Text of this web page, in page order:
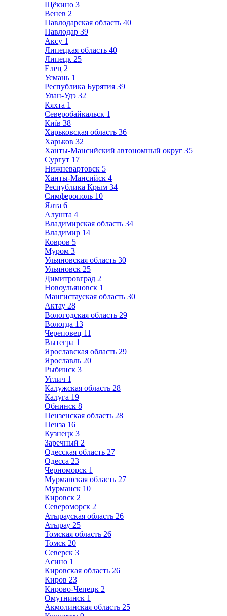
Щёкино 3
Венев 2
Павлодарская область 40
Павлодар 39
Аксу 1
Липецкая область 40
Липецк 25
Елец 2
Усмань 1
Республика Бурятия 39
Улан-Удэ 32
Кяхта 1
Северобайкальск 1
Київ 38
Харьковская область 36
Харьков 32
Ханты-Мансийский автономный округ 35
Сургут 17
Нижневартовск 5
Ханты-Мансийск 4
Республика Крым 34
Симферополь 10
Ялта 6
Алушта 4
Владимирская область 34
Владимир 14
Ковров 5
Муром 3
Ульяновская область 30
Ульяновск 25
Димитровград 2
Новоульяновск 1
Мангистауская область 30
Актау 28
Вологодская область 29
Вологда 13
Череповец 11
Вытегра 1
Ярославская область 29
Ярославль 20
Рыбинск 3
Углич 1
Калужская область 28
Калуга 19
Обнинск 8
Пензенская область 28
Пенза 16
Кузнецк 3
Заречный 2
Одесская область 27
Одесса 23
Черноморск 1
Мурманская область 27
Мурманск 10
Кировск 2
Североморск 2
Атырауская область 26
Атырау 25
Томская область 26
Томск 20
Северск 3
Асино 1
Кировская область 26
Киров 23
Кирово-Чепецк 2
Омутнинск 1
Акмолинская область 25